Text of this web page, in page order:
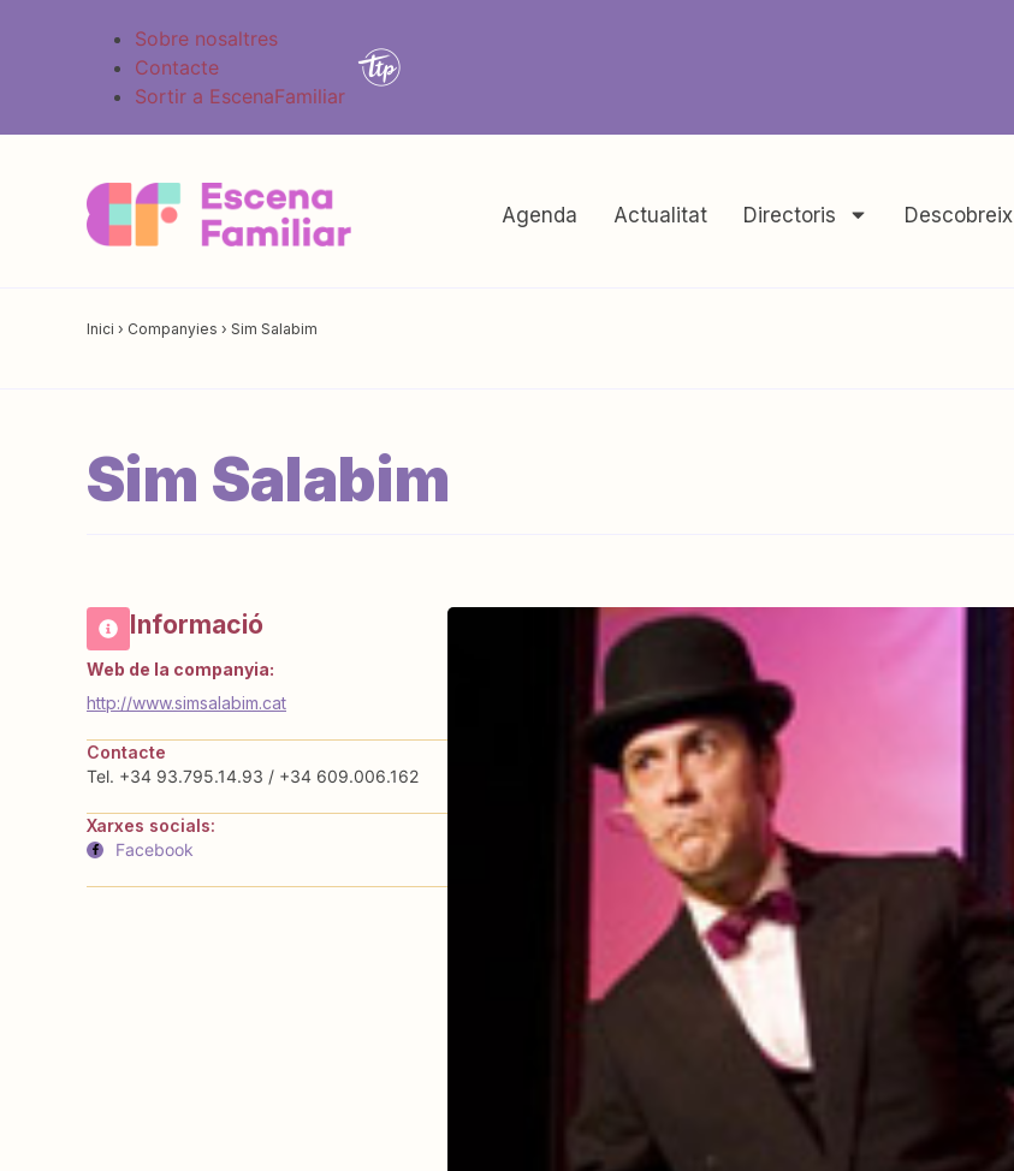
Sobre nosaltres
Contacte
Sortir a EscenaFamiliar
Agenda Actualitat Directoris Descobreix
Inici › Companyies › Sim Salabim
Sim Salabim
Informació
Web de la companyia:
http://www.simsalabim.cat
Contacte
Tel. +34 93.795.14.93 / +34 609.006.162
Xarxes socials:
Facebook